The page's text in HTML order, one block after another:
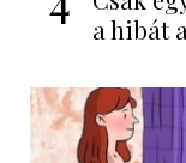
a hibát